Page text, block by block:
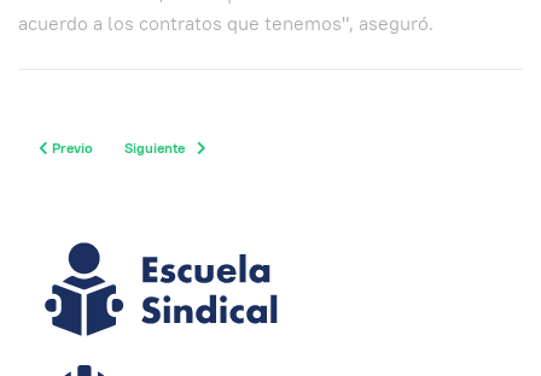
acuerdo a los contratos que tenemos", aseguró.
Previous article: Posible Aplazamiento del Desmonte de los Subsidios de la
Previo Next article: Como sigue la Revaluacion y sus Efectos
Siguiente